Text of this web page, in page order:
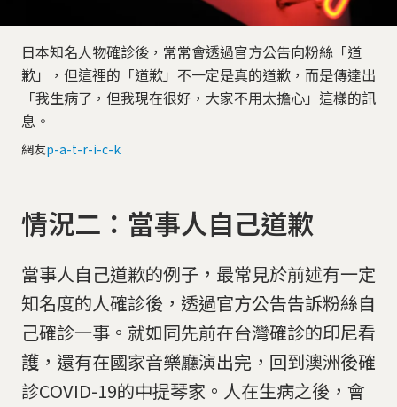
日本知名人物確診後，常常會透過官方公告向粉絲「道
歉」，但這裡的「道歉」不一定是真的道歉，而是傳達出
「我生病了，但我現在很好，大家不用太擔心」這樣的訊
息。
網友p-a-t-r-i-c-k
情況二：當事人自己道歉
當事人自己道歉的例子，最常見於前述有一定
知名度的人確診後，透過官方公告告訴粉絲自
己確診一事。就如同先前在台灣確診的印尼看
護，還有在國家音樂廳演出完，回到澳洲後確
診COVID-19的中提琴家。人在生病之後，會